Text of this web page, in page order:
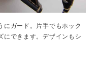
にガード。片手でもホック
にできます。デザインもシ